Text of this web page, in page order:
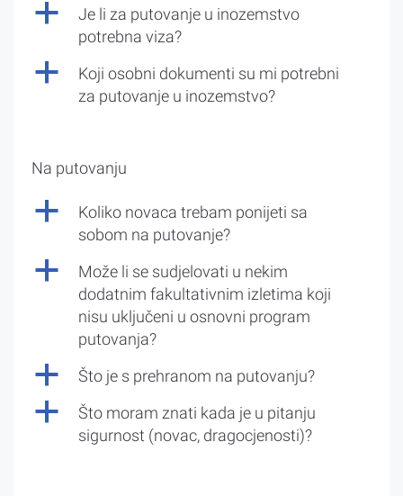
a
Je li za putovanje u inozemstvo
potrebna viza?
a
Koji osobni dokumenti su mi potrebni
za putovanje u inozemstvo?
Na putovanju
a
Koliko novaca trebam ponijeti sa
sobom na putovanje?
a
Može li se sudjelovati u nekim
dodatnim fakultativnim izletima koji
nisu uključeni u osnovni program
putovanja?
a Što je s prehranom na putovanju?
a
Što moram znati kada je u pitanju
sigurnost (novac, dragocjenosti)?